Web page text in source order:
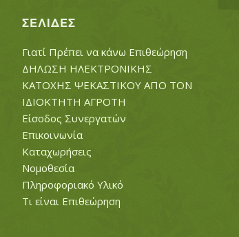
ΣΕΛΊΔΕΣ
Γιατί Πρέπει να κάνω Επιθεώρηση
ΔΗΛΩΣΗ ΗΛΕΚΤΡΟΝΙΚΗΣ
ΚΑΤΟΧΗΣ ΨΕΚΑΣΤΙΚΟΥ ΑΠΟ ΤΟΝ
ΙΔΙΟΚΤΗΤΗ ΑΓΡΟΤΗ
Είσοδος Συνεργατών
Επικοινωνία
Καταχωρήσεις
Νομοθεσία
Πληροφοριακό Υλικό
Τι είναι Επιθεώρηση